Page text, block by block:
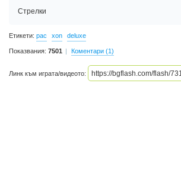
Стрелки
Етикети: pac xon deluxe
Показвания: 7501 Коментари (1)
Линк към играта/видеото: